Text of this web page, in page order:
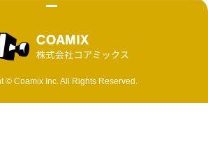
© Coamix Inc. All Rights Reserved.